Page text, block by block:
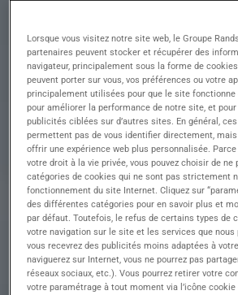
Expérience
Salaire
Ville
Référence
Contact
Lorsque vous visitez notre site web, le Groupe
partenaires peuvent stocker et récupérer des
navigateur, principalement sous la forme de
peuvent porter sur vous, vos préférences ou votre
principalement utilisées pour que le site fonctionne
pour améliorer la performance de notre site, et
publicités ciblées sur d’autres sites. En général,
permettent pas de vous identifier directement,
offrir une expérience web plus personnalisée.
votre droit à la vie privée, vous pouvez choisir de ne
catégories de cookies qui ne sont pas strictement
fonctionnement du site Internet. Cliquez sur
des différentes catégories pour en savoir plus et
par défaut. Toutefois, le refus de certains types de
votre navigation sur le site et les services que nous
vous recevrez des publicités moins adaptées à
naviguerez sur Internet, vous ne pourrez pas
réseaux sociaux, etc.). Vous pourrez retirer votre
votre paramétrage à tout moment via l’icône